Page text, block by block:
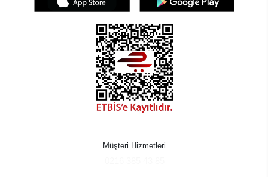
Müşteri Hizmetleri